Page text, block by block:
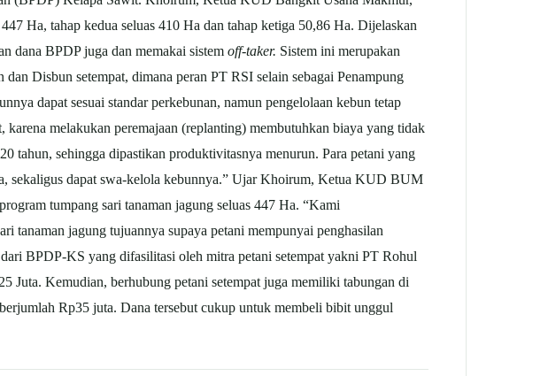
Ha, tahap kedua seluas 410 Ha dan tahap ketiga 50,86 Ha. Dijelaskan
dana BPDP juga dan memakai sistem off-taker. Sistem ini merupakan
Disbun setempat, dimana peran PT RSI selain sebagai Penampung
dapat sesuai standar perkebunan, namun pengelolaan kebun tetap
melakukan peremajaan (replanting) membutuhkan biaya yang tidak
tahun, sehingga dipastikan produktivitasnya menurun. Para petani yang
sekaligus dapat swa-kelola kebunnya.” Ujar Khoirum, Ketua KUD BUM
tumpang sari tanaman jagung seluas 447 Ha. “Kami
tanaman jagung tujuannya supaya petani mempunyai penghasilan
BPDP-KS yang difasilitasi oleh mitra petani setempat yakni PT Rohul
Juta. Kemudian, berhubung petani setempat juga memiliki tabungan di
Rp35 juta. Dana tersebut cukup untuk membeli bibit unggul